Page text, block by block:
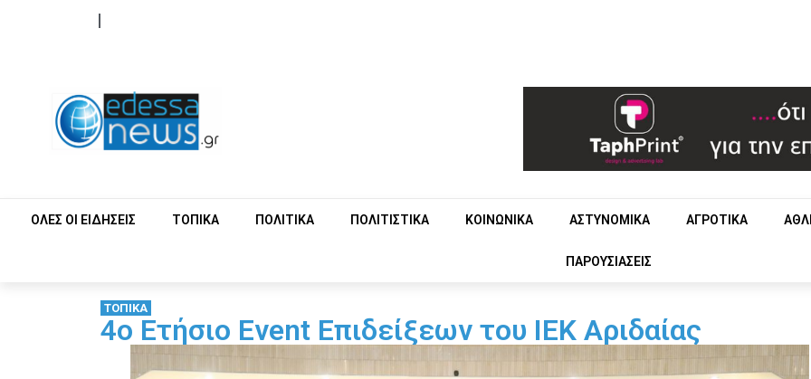
ΟΛΕΣ ΟΙ ΕΙΔΗΣΕΙΣ ΤΟΠΙΚΑ ΠΟΛΙΤΙΚΑ ΠΟΛΙΤΙΣΤΙΚΑ ΚΟΙΝΩΝΙΚΑ ΑΣΤΥΝΟΜΙΚΑ ΑΓΡΟΤΙΚΑ
ΠΑΡΟΥΣΙΑΣΕΙΣ
ΤΟΠΙΚΑ
4ο Ετήσιο Event Επιδείξεων του ΙΕΚ Αριδαίας